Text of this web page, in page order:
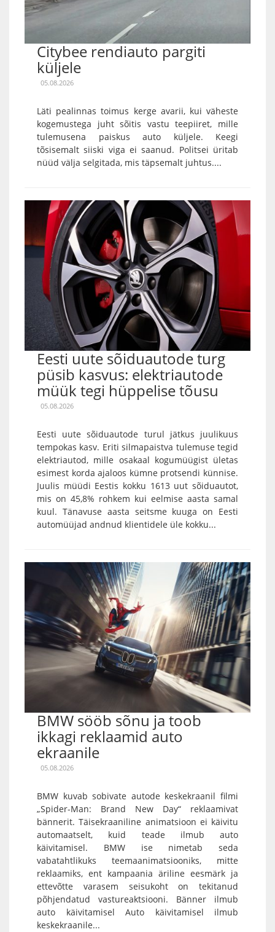
Citybee rendiauto pargiti
küljele
05.08.2026
Läti pealinnas toimus kerge avarii, kui väheste
kogemustega juht sõitis vastu teepiiret, mille
tulemusena paiskus auto küljele. Keegi
tõsisemalt siiski viga ei saanud. Politsei üritab
nüüd välja selgitada, mis täpsemalt juhtus....
Eesti uute sõiduautode turg
püsib kasvus: elektriautode
müük tegi hüppelise tõusu
05.08.2026
Eesti uute sõiduautode turul jätkus juulikuus
tempokas kasv. Eriti silmapaistva tulemuse tegid
elektriautod, mille osakaal kogumüügist ületas
esimest korda ajaloos kümne protsendi künnise.
Juulis müüdi Eestis kokku 1613 uut sõiduautot,
mis on 45,8% rohkem kui eelmise aasta samal
kuul. Tänavuse aasta seitsme kuuga on Eesti
automüüjad andnud klientidele üle kokku...
BMW sööb sõnu ja toob
ikkagi reklaamid auto
ekraanile
05.08.2026
BMW kuvab sobivate autode keskekraanil filmi
„Spider-Man: Brand New Day“ reklaamivat
bännerit. Täisekraaniline animatsioon ei käivitu
automaatselt, kuid teade ilmub auto
käivitamisel. BMW ise nimetab seda
vabatahtlikuks teemaanimatsiooniks, mitte
reklaamiks, ent kampaania äriline eesmärk ja
ettevõtte varasem seisukoht on tekitanud
põhjendatud vastureaktsiooni. Bänner ilmub
auto käivitamisel Auto käivitamisel ilmub
keskekraanile...